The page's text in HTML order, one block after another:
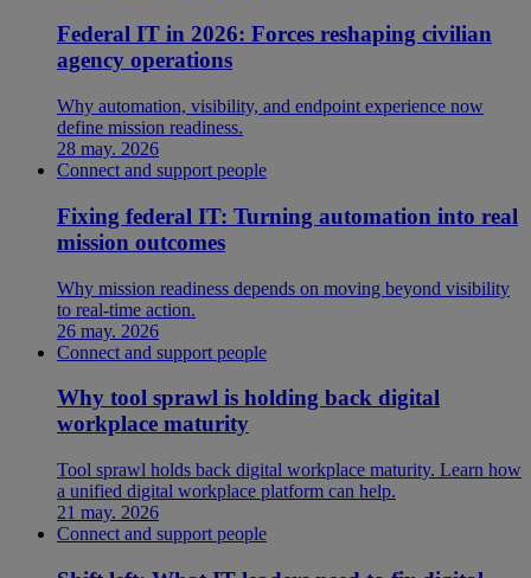
Federal IT in 2026: Forces reshaping civilian
agency operations
Why automation, visibility, and endpoint experience now
define mission readiness.
28 may. 2026
Connect and support people
Fixing federal IT: Turning automation into real
mission outcomes
Why mission readiness depends on moving beyond visibility
to real-time action.
26 may. 2026
Connect and support people
Why tool sprawl is holding back digital
workplace maturity
Tool sprawl holds back digital workplace maturity. Learn how
a unified digital workplace platform can help.
21 may. 2026
Connect and support people